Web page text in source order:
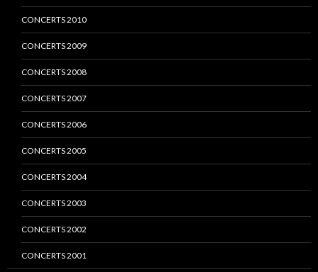
CONCERTS 2010
CONCERTS 2009
CONCERTS 2008
CONCERTS 2007
CONCERTS 2006
CONCERTS 2005
CONCERTS 2004
CONCERTS 2003
CONCERTS 2002
CONCERTS 2001